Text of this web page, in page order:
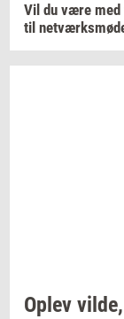
Vil du være
til
Oplev vilde,